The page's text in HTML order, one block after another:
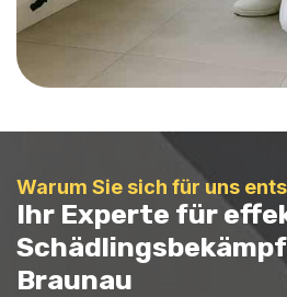
Warum Sie sich für uns
Ihr Experte für
Braunau